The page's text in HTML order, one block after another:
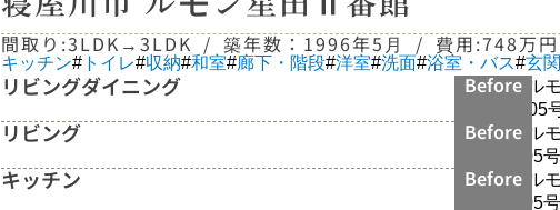
間取り:3LDK→3LDK / 築年数：1996年5月 / 費用:748万円
キッチン# トイレ#収納#和室#廊下・階段#洋室#洗面#浴室・バス#玄関
リビングダイニング Before
リビング Before
キッチン Before